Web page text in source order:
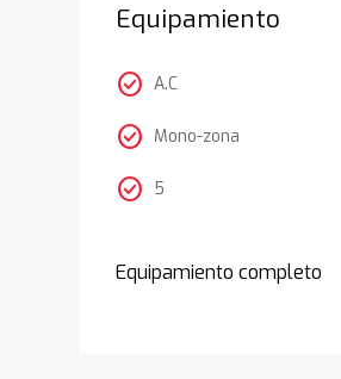
Equipamiento
check_circle A.C
check_circle Mono-zona
check_circle 5
Equipamiento completo